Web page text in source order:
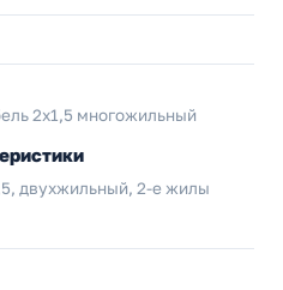
2x1,5 многожильный
двухжильный, 2-е жилы